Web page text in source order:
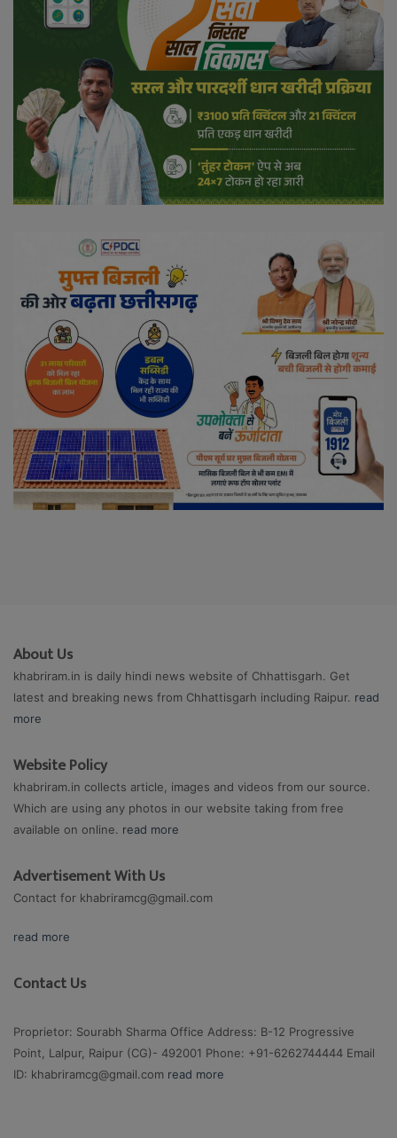
About Us
khabriram.in is daily hindi news website of Chhattisgarh. Get
latest and breaking news from Chhattisgarh including Raipur. read
more
Website Policy
khabriram.in collects article, images and videos from our source.
Which are using any photos in our website taking from free
available on online. read more
Advertisement With Us
Contact for khabriramcg@gmail.com
read more
Contact Us
Proprietor: Sourabh Sharma Office Address: B-12 Progressive
Point, Lalpur, Raipur (CG)- 492001 Phone: +91-6262744444 Email
ID: khabriramcg@gmail.com read more